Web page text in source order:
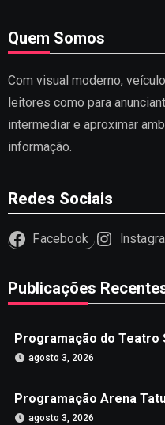
Quem Somos
Com visual moderno,
leitores como para
intermediar e aproximar
informação.
Redes Sociais
Facebook
Publicações
Programação do Teatro
agosto 3, 2026
Programação Arena
agosto 3, 2026